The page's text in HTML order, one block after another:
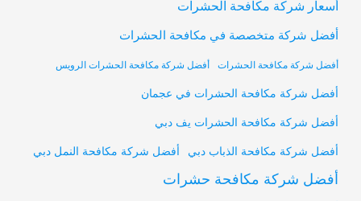
أسعار شركة مكافحة الحشرات
أفضل شركة متخصصة في مكافحة الحشرات
أفضل شركة مكافحة الحشرات أفضل شركة مكافحة الحشرات الرويس
أفضل شركة مكافحة الحشرات في عجمان
أفضل شركة مكافحة الحشرات يف دبي
أفضل شركة مكافحة الذباب دبي أفضل شركة مكافحة النمل دبي
أفضل شركة مكافحة حشرات